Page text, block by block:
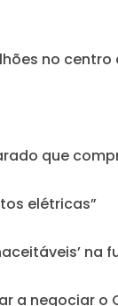
no centro
que
elétricas”
na
a negociar o